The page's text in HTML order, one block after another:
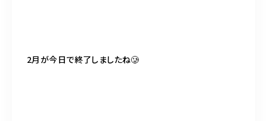
2月が今日で終了しましたね🥲